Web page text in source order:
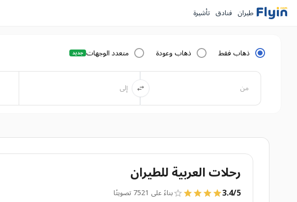
طيران فنادق تأشيرة
ذهاب فقط ذهاب وعودة متعدد الوجهات جديد
رحلات العربية للطيران
3.4/5
بناءً على 7521 تصويتًا